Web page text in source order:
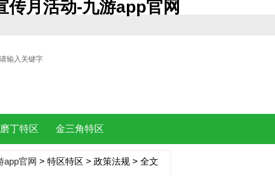
传月活动-九游app官网
磨丁特区 金三角特区
app官网 > 特区特区 > 政策法规 > 全文